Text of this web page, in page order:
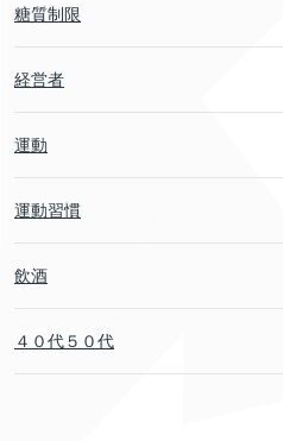
糖質制限
経営者
運動
運動習慣
飲酒
４０代５０代